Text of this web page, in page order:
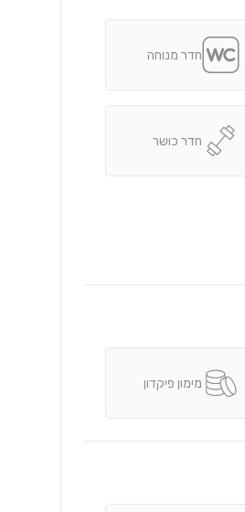
חדר מנוחה
חדר כושר
מימון פיקדון